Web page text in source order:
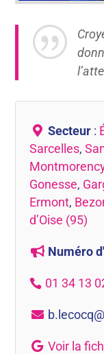
|
Secteur:
Sarcelles,
Gonesse,
Ermont,
d’Oise (95)
Numéro
01 34 13
Voir la